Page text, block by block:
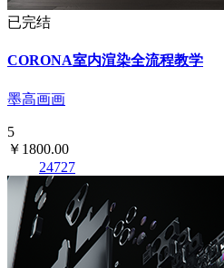
已完结
CORONA室内渲染全流程教学
墨高画画
5
￥1800.00
24727